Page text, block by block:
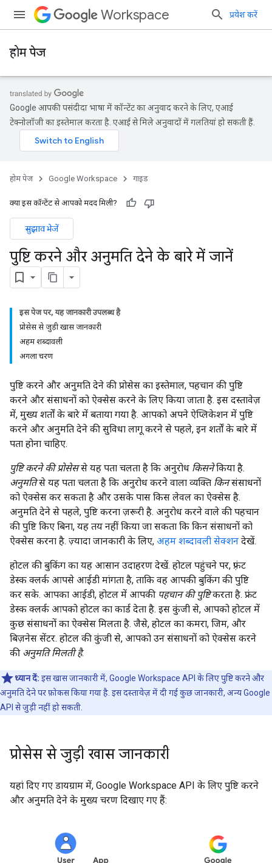
Workspace प्रवेश करें
होम पेज
Google आपकी पसंदीदा भाषा में कॉन्टेंट का अनुवाद करने के लिए, एआई
टेक्नोलॉजी का इस्तेमाल करता है. एआई से मिले अनुवादों में गलतियां हो सकती हैं.
होम पेज Google Workspace गाइड
क्या इस कॉन्टेंट से आपको मदद मिली?
सुझाव भेजें
पुष्टि करने और अनुमति देने के बारे में जानें
इस पेज पर, यह जानकारी उपलब्ध है
प्रोसेस से जुड़ी खास जानकारी
अहम शब्दावली
अगला चरण
पुष्टि करने और अनुमति देने की प्रोसेस का इस्तेमाल, पहचान की पुष्टि
करने और संसाधनों को ऐक्सेस करने के लिए किया जाता है. इस दस्तावेज़
में, मुख्य शर्तों के बारे में बताया गया है. आपको अपने ऐप्लिकेशन में पुष्टि
करने और अनुमति देने की सुविधा लागू करने से पहले, इन शर्तों के बारे में
पता होना चाहिए.
पुष्टि करने की प्रोसेससे यह पता चलता है कि अनुरोध किसनेकिया है.
अनुमतिसे यह पता चलता है कि अनुरोध करने वाला व्यक्ति किनसंसाधनों
को ऐक्सेस कर सकता है और उसके पास किस लेवल का ऐक्सेस है.
अनुमति देने से पहले, पुष्टि करना ज़रूरी है. अनुरोध करने वाले की पहचान
की पुष्टि किए बिना, यह तय नहीं किया जा सकता कि किन संसाधनों को
ऐक्सेस करना है. ज़्यादा जानकारी के लिए, अहम शब्दावली सेक्शन देखें.
होटल की बुकिंग का यह आसान उदाहरण देखें. होटल पहुंचने पर, फ़्रंट
डेस्क क्लर्क आपसे आईडी मांगता है, ताकि वह आपकी बुकिंग की पुष्टि
कर सके. आपका आईडी, होटल में आपकी पहचान की पुष्टिकरता है. फ्रंट
डेस्क क्लर्क आपको होटल का कार्ड देता है. इस कुंजी से, आपको होटल में
कुछ संसाधनों का ऐक्सेस मिलता है. जैसे, होटल का कमरा, जिम, और
बिज़नेस सेंटर. होटल की कुंजी से, आपको उन संसाधनों को ऐक्सेस करने
की अनुमति मिलती है.
ध्यान दें: इस खास जानकारी में, Google Workspace API के लिए पुष्टि करने और
अनुमति देने पर फ़ोकस किया गया है. इस दस्तावेज़ में दी गई कुछ जानकारी, अन्य Google
API से जुड़ी नहीं हो सकती.
प्रोसेस से जुड़ी खास जानकारी
यहां दिए गए डायग्राम में, Google Workspace API के लिए पुष्टि करने
और अनुमति देने के मुख्य चरण दिखाए गए हैं: